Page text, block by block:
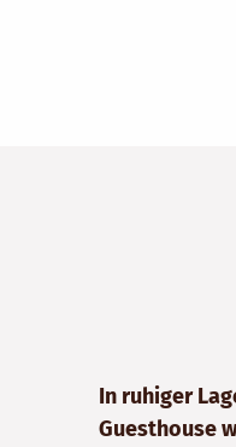
In ruhiger
Guesthouse